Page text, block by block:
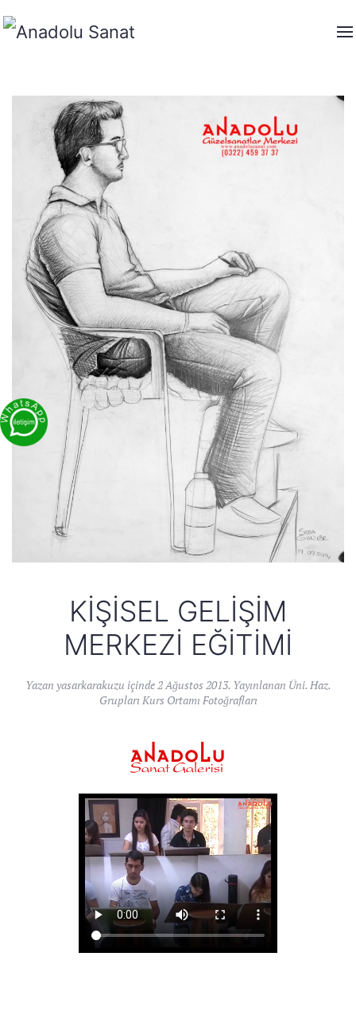
KIŞISEL GELIŞIM
MERKEZI EĞITIMI
Yazan yasarkarakuzu içinde2 Ağustos 2013. Yayınlanan Üni. Haz.
Grupları Kurs Ortamı Fotoğrafları